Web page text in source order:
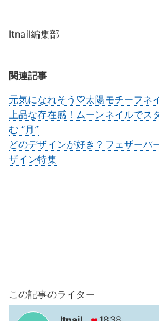
Itnail編集部
関連記事
元気になれそう♡太陽モチーフネ
上品な存在感！ムーンネイルでス
む “月”
どのデザインが好き？フェザーパ
ザイン特集
この記事のライター